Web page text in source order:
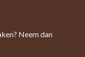
Neem dan